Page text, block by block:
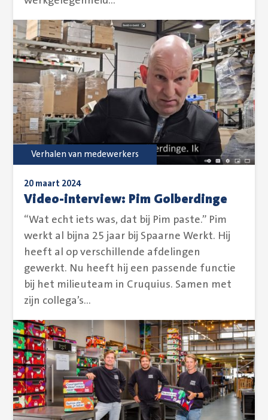
Video-interview: Pim Golberdinge
20 maart 2024
“Wat echt iets was, dat bij Pim paste.” Pim
werkt al bijna 25 jaar bij Spaarne Werkt. Hij
heeft al op verschillende afdelingen
gewerkt. Nu heeft hij een passende functie
bij het milieuteam in Cruquius. Samen met
zijn collega’s...
Verhalen van medewerkers